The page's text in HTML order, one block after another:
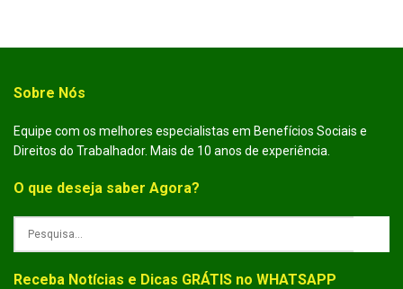
Sobre Nós
Equipe com os melhores especialistas em Benefícios Sociais e
Direitos do Trabalhador. Mais de 10 anos de experiência.
O que deseja saber Agora?
Receba Notícias e Dicas GRÁTIS no WHATSAPP